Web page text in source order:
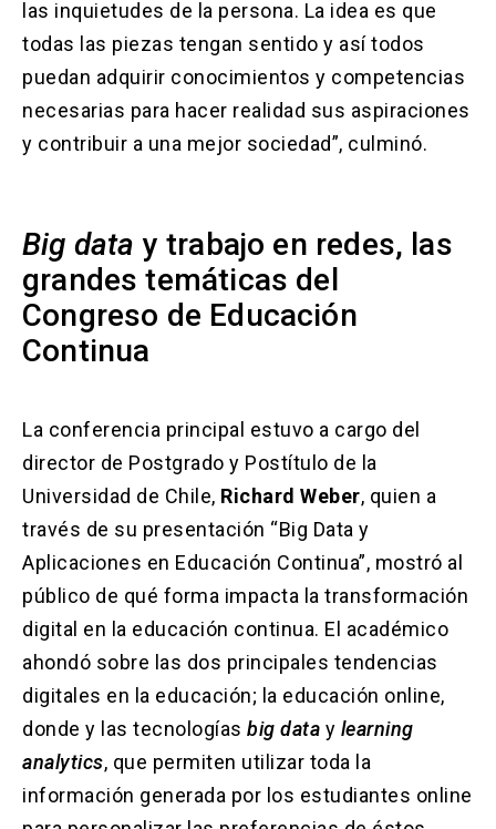
las inquietudes de la persona. La idea es que
todas las piezas tengan sentido y así todos
puedan adquirir conocimientos y competencias
necesarias para hacer realidad sus aspiraciones
y contribuir a una mejor sociedad”, culminó.
Big data y trabajo en redes, las
grandes temáticas del
Congreso de Educación
Continua
La conferencia principal estuvo a cargo del
director de Postgrado y Postítulo de la
Universidad de Chile, Richard Weber, quien a
través de su presentación “Big Data y
Aplicaciones en Educación Continua”, mostró al
público de qué forma impacta la transformación
digital en la educación continua. El académico
ahondó sobre las dos principales tendencias
digitales en la educación; la educación online,
donde y las tecnologías big data y learning
analytics, que permiten utilizar toda la
información generada por los estudiantes online